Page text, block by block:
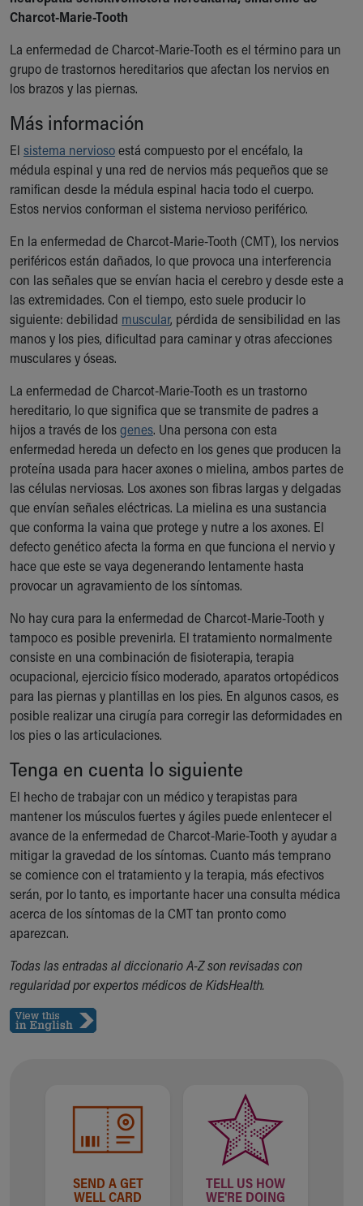
Ronald McDonald House Care Mobile
Symptom Checker
Financial Services
Price Estimates
Sports Health Services Provider for Akron Zips
New Parents
Find a Pediatrics Location
Find a Pediatrician
MyChart
Breastfeeding Medicine
Child Passenger Safety
Safe Sleep for Babies
Safe Sleep
About Akron Children's Pediatrics
Who We Are
Building a Brighter Future
Calendar of Events
Community Mission
Connect With Us
Our Culture of Caring
Newsroom
Our Leadership
Quality and Patient Safety
Unity and Engagement
Women's Board
Our History
More childhood, please.™
Cincinnati Children's
Your Visit
MyChart Telehealth Visits
Directions
Doggie Brigade
During Your Visit
Financial Services
Visiting
Gift Shop
Department of Public Safety
Health Info
Health Information
Healthy Info, Healthy Kids
Inside Children's Blog
KidsHealth Topics
Injury Prevention
Medical Records
Symptom Checker
Skip to main content
Charcot-Marie-Tooth
La enfermedad de Charcot-Marie-Tooth es el término para un
grupo de trastornos hereditarios que afectan los nervios en
los brazos y las piernas.
Más información
El sistema nerviosoestá compuesto por el encéfalo, la
médula espinal y una red de nervios más pequeños que se
ramifican desde la médula espinal hacia todo el cuerpo.
Estos nervios conforman el sistema nervioso periférico.
En la enfermedad de Charcot-Marie-Tooth (CMT), los nervios
periféricos están dañados, lo que provoca una interferencia
con las señales que se envían hacia el cerebro y desde este a
las extremidades. Con el tiempo, esto suele producir lo
siguiente: debilidad muscular, pérdida de sensibilidad en las
manos y los pies, dificultad para caminar y otras afecciones
musculares y óseas.
La enfermedad de Charcot-Marie-Tooth es un trastorno
hereditario, lo que significa que se transmite de padres a
hijos a través de losgenes. Una persona con esta
enfermedad hereda un defecto en los genes que producen la
proteína usada para hacer axones o mielina, ambos partes de
las células nerviosas. Los axones son fibras largas y delgadas
que envían señales eléctricas. La mielina es una sustancia
que conforma la vaina que protege y nutre a los axones. El
defecto genético afecta la forma en que funciona el nervio y
hace que este se vaya degenerando lentamente hasta
provocar un agravamiento de los síntomas.
No hay cura para la enfermedad de Charcot-Marie-Tooth y
tampoco es posible prevenirla. El tratamiento normalmente
consiste en una combinación de fisioterapia, terapia
ocupacional, ejercicio físico moderado, aparatos ortopédicos
para las piernas y plantillas en los pies. En algunos casos, es
posible realizar una cirugía para corregir las deformidades en
los pies o las articulaciones.
Tenga en cuenta lo siguiente
El hecho de trabajar con un médico y terapistas para
mantener los músculos fuertes y ágiles puede enlentecer el
avance de la enfermedad de Charcot-Marie-Tooth y ayudar a
mitigar la gravedad de los síntomas. Cuanto más temprano
se comience con el tratamiento y la terapia, más efectivos
serán, por lo tanto, es importante hacer una consulta médica
acerca de los síntomas de la CMT tan pronto como
aparezcan.
Todas las entradas al diccionario A-Z son revisadas con
regularidad por expertos médicos de KidsHealth.
SEND A GET
WELL CARD
TELL US HOW
WE'RE DOING